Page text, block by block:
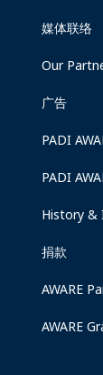
媒体联络
Our
广告
PADI
PADI
History &
捐款
AWARE
AWARE